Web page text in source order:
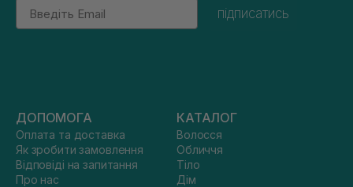
Email
підписатись
ДОПОМОГА
Оплата та доставка
Як зробити замовлення
Відповіді на запитання
Про нас
КАТАЛОГ
Волосся
Обличчя
Тіло
Дім